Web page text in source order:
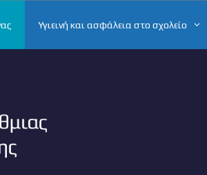
Υγιεινή και ασφάλεια στο σχολείο